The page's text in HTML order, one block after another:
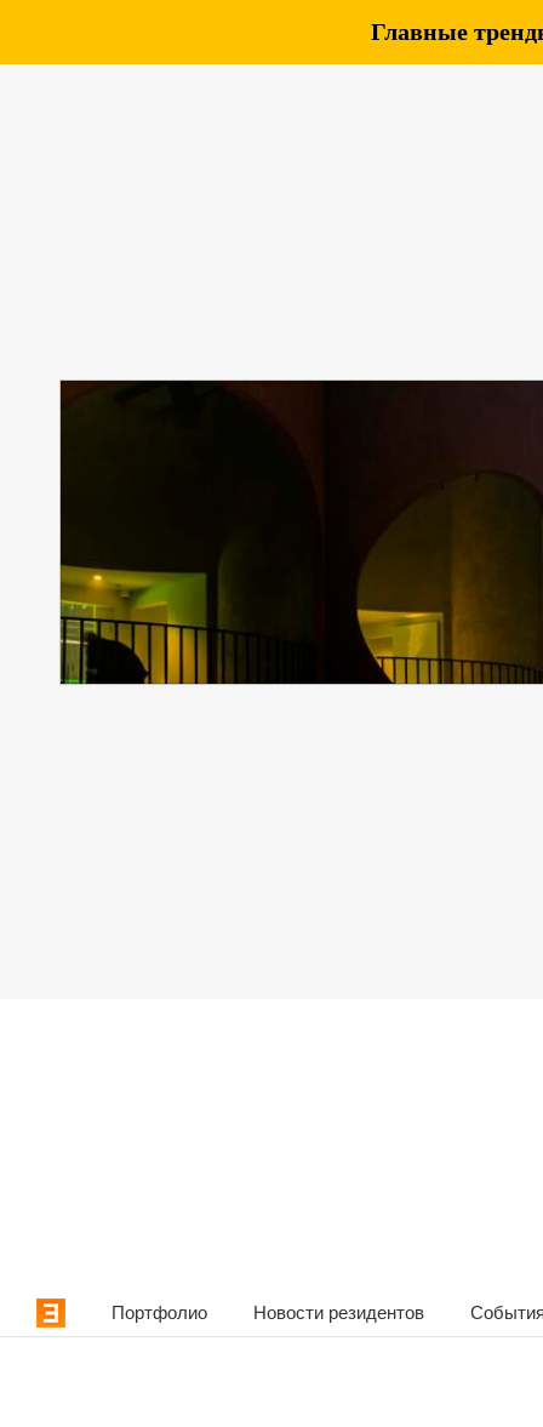
Главные
Портфолио Новости резидентов